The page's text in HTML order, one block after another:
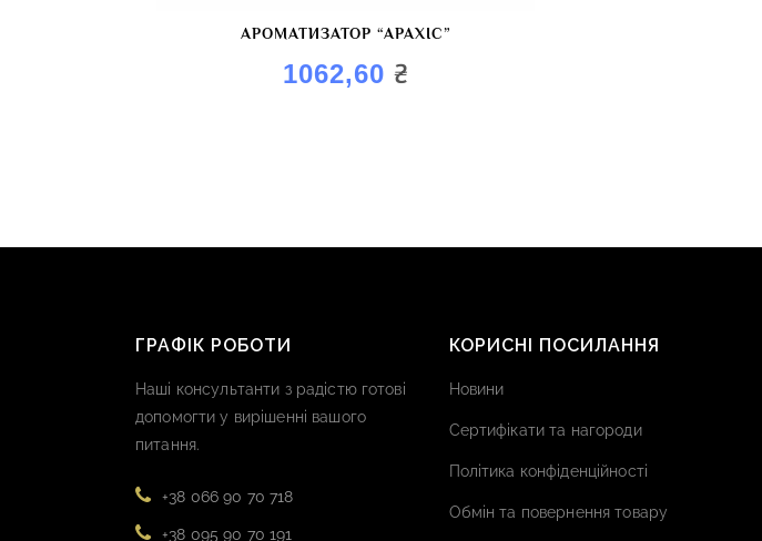
АРОМАТИЗАТОР “АРАХІС”
1062,60 ₴
ГРАФІК РОБОТИ
Наші консультанти з радістю готові
допомогти у вирішенні вашого
питання.
+38 066 90 70 718
+38 095 90 70 191
КОРИСНІ ПОСИЛАННЯ
Новини
Сертифікати та нагороди
Політика конфіденційності
Обмін та повернення товару